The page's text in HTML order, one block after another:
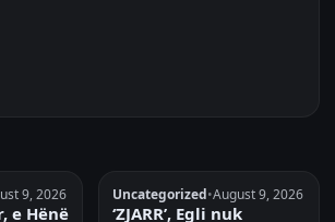
9, 2026
e Hënë
Uncategorized•August 9, 2026
‘ZJARR’, Egli nuk